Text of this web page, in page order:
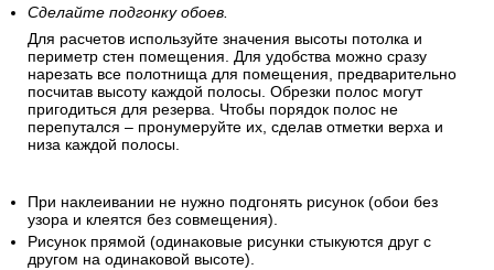
Сделайте подгонку обоев.
Для расчетов используйте значения высоты потолка и
периметр стен помещения. Для удобства можно сразу
нарезать все полотнища для помещения, предварительно
посчитав высоту каждой полосы. Обрезки полос могут
пригодиться для резерва. Чтобы порядок полос не
перепутался – пронумеруйте их, сделав отметки верха и
низа каждой полосы.
При наклеивании не нужно подгонять рисунок (обои без
узора и клеятся без совмещения).
Рисунок прямой (одинаковые рисунки стыкуются друг с
другом на одинаковой высоте).